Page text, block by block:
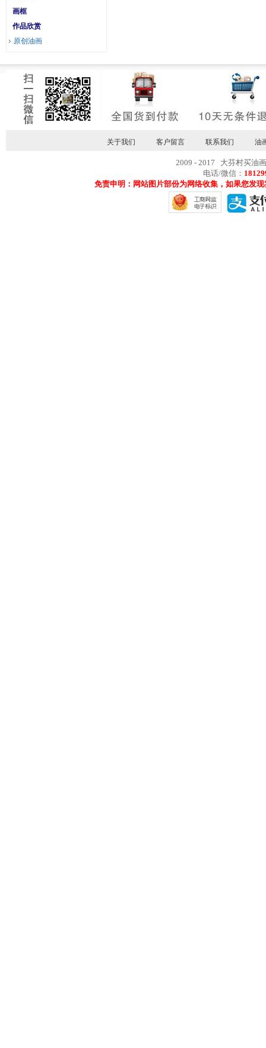
画框
作品欣赏
原创油画
关于我们 客户留言 联系我们 油
2009 - 2017 大芬村买油
电话/微信：
免责申明：网站图片部份为网络收集，如果您发